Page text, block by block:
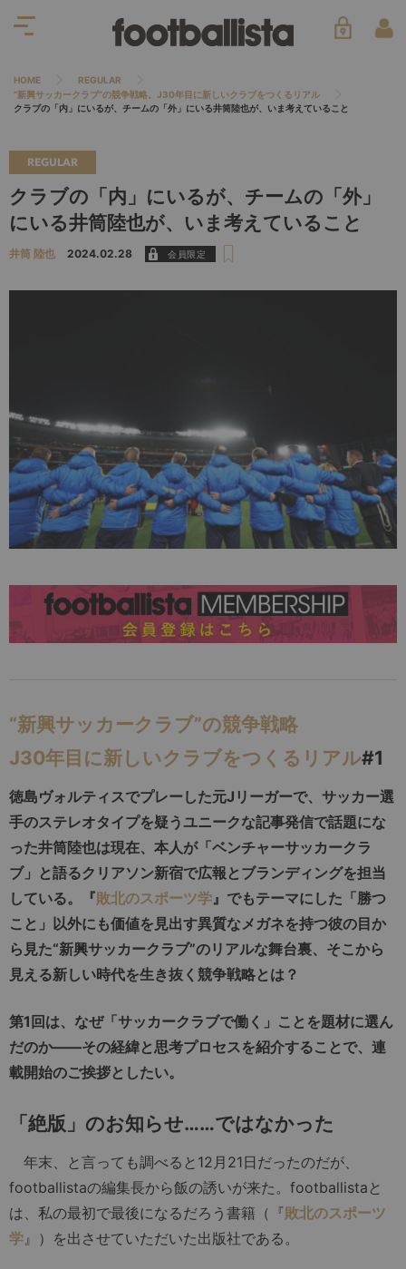
HOME
REGULAR
“新興サッカークラブ”の競争戦略。J30年目に新しいクラブをつくるリアル
クラブの「内」にいるが、チームの「外」にいる井筒陸也が、いま考えていること
REGULAR
クラブの「内」にいるが、チームの「外」
にいる井筒陸也が、いま考えていること
井筒 陸也 2024.02.28
“新興サッカークラブ”の競争戦略
J30年目に新しいクラブをつくるリアル#1
徳島ヴォルティスでプレーした元Jリーガーで、サッカー選
手のステレオタイプを疑うユニークな記事発信で話題にな
った井筒陸也は現在、本人が「ベンチャーサッカークラ
ブ」と語るクリアソン新宿で広報とブランディングを担当
している。『敗北のスポーツ学』でもテーマにした「勝つ
こと」以外にも価値を見出す異質なメガネを持つ彼の目か
ら見た“新興サッカークラブ”のリアルな舞台裏、そこから
見える新しい時代を生き抜く競争戦略とは？
第1回は、なぜ「サッカークラブで働く」ことを題材に選ん
だのか――その経緯と思考プロセスを紹介することで、連
載開始のご挨拶としたい。
「絶版」のお知らせ……ではなかった
年末、と言っても調べると12月21日だったのだが、
footballistaの編集長から飯の誘いが来た。footballistaと
は、私の最初で最後になるだろう書籍（『敗北のスポーツ
学』）を出させていただいた出版社である。